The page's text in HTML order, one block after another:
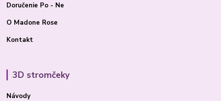
Doručenie Po - Ne
O Madone Rose
Kontakt
3D stromčeky
Návody